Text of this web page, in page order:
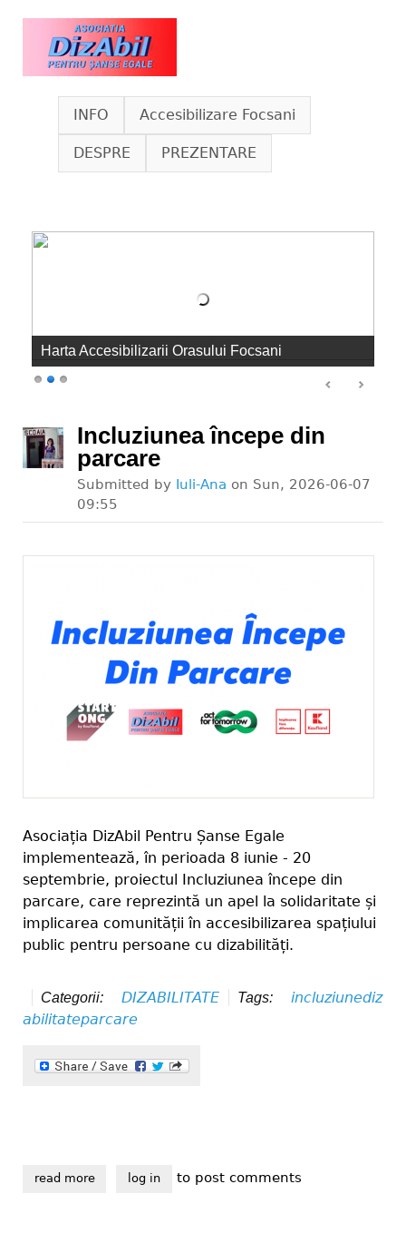
Skip to main content
www.dizabil.eu
INFO Accesibilizare Focsani
DESPRE PREZENTARE
Harta Accesibilizarii Orasului Focsani
Incluziunea începe din
parcare
Submitted by Iuli-Ana on Sun, 2026-06-07
09:55
Asociația DizAbil Pentru Șanse Egale
implementează, în perioada 8 iunie - 20
septembrie, proiectul Incluziunea începe din
parcare, care reprezintă un apel la solidaritate și
implicarea comunității în accesibilizarea spațiului
public pentru persoane cu dizabilități.
Categorii: DIZABILITATE Tags: incluziunediz
abilitateparcare
read moreabout incluziunea începe din parcare
log in to post comments